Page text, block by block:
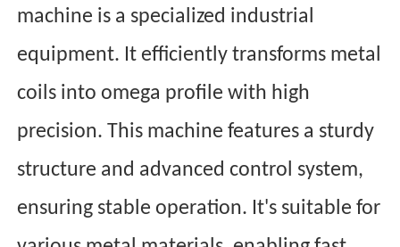
machine is a specialized industrial
equipment. It efficiently transforms metal
coils into omega profile with high
precision. This machine features a sturdy
structure and advanced control system,
ensuring stable operation. It's suitable for